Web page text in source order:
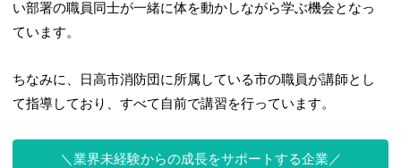
い部署の職員同士が一緒に体を動かしながら学ぶ機会となっ
ています。
ちなみに、日高市消防団に所属している市の職員が講師とし
て指導しており、すべて自前で講習を行っています。
業界未経験からの成長をサポートする企業